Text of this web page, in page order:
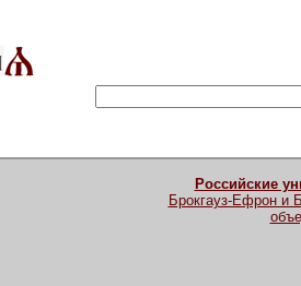
Российские
Брокгауз-Ефрон и